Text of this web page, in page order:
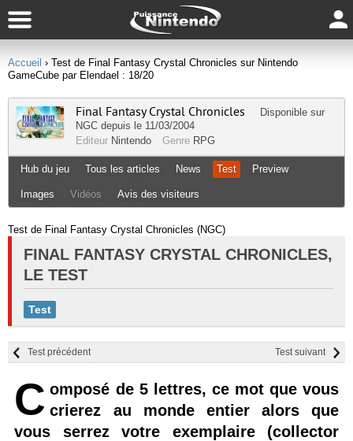
Accueil › Test de Final Fantasy Crystal Chronicles sur Nintendo
GameCube par Elendael : 18/20
Final Fantasy Crystal Chronicles
Disponible sur
NGC depuis le 11/03/2004
Editeur Nintendo Genre RPG
Hub du jeu Tous les articles News Test Preview
Images Vidéos Avis des visiteurs
Test de Final Fantasy Crystal Chronicles (NGC)
FINAL FANTASY CRYSTAL CHRONICLES,
LE TEST
Test
Test suivant
Test précédent
C omposé de 5 lettres, ce mot que vous
crierez au monde entier alors que
vous serrez votre exemplaire (collector